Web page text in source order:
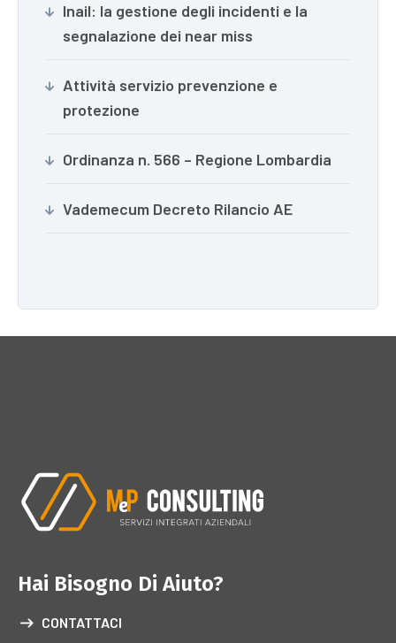
Inail: la gestione degli incidenti e la
segnalazione dei near miss
Attività servizio prevenzione e
protezione
Ordinanza n. 566 – Regione Lombardia
Vademecum Decreto Rilancio AE
Hai Bisogno Di Aiuto?
CONTATTACI